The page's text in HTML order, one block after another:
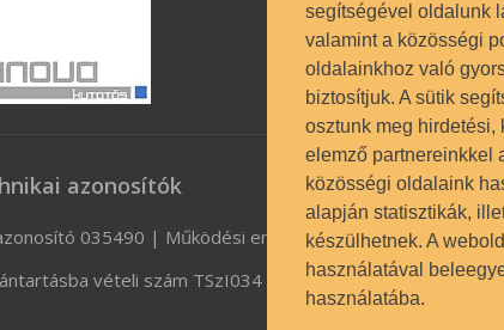
segítségével oldalunk
valamint a közösségi
oldalainkhoz való
biztosítjuk. A sütik
osztunk meg hirdetési,
elemző partnereinkkel
közösségi oldalaink
alapján statisztikák,
készülhetnek. A
használatával
használatába.
azonosítók
035490 | Működési engedély BP/1009/03987/
vételi szám TSzI034